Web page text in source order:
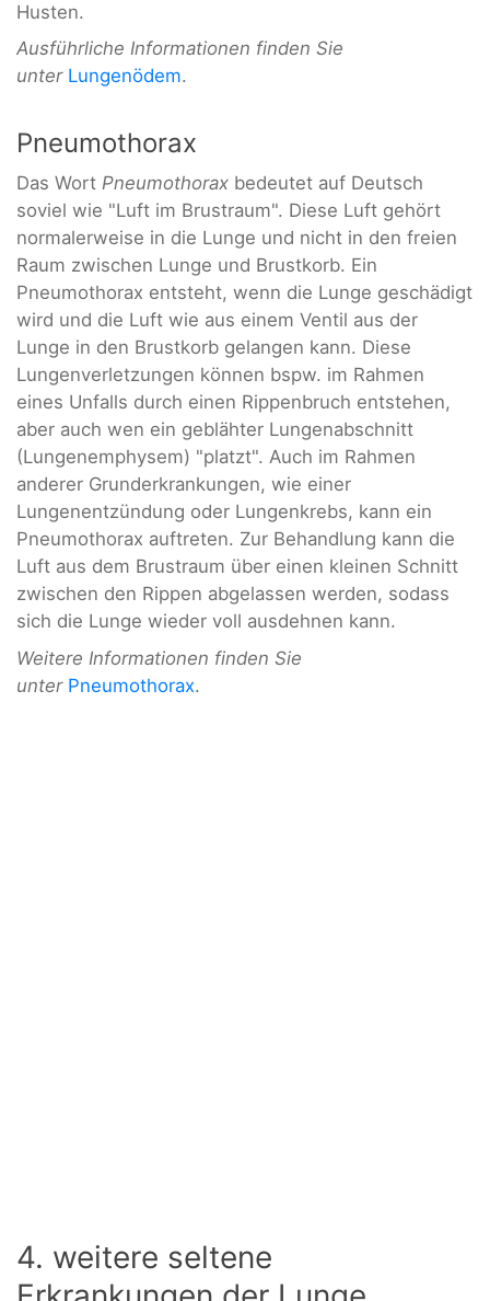
Husten.
Ausführliche Informationen finden Sie
unter Lungenödem.
Pneumothorax
Das Wort Pneumothorax bedeutet auf Deutsch
soviel wie "Luft im Brustraum". Diese Luft gehört
normalerweise in die Lunge und nicht in den freien
Raum zwischen Lunge und Brustkorb. Ein
Pneumothorax entsteht, wenn die Lunge geschädigt
wird und die Luft wie aus einem Ventil aus der
Lunge in den Brustkorb gelangen kann. Diese
Lungenverletzungen können bspw. im Rahmen
eines Unfalls durch einen Rippenbruch entstehen,
aber auch wen ein geblähter Lungenabschnitt
(Lungenemphysem) "platzt". Auch im Rahmen
anderer Grunderkrankungen, wie einer
Lungenentzündung oder Lungenkrebs, kann ein
Pneumothorax auftreten. Zur Behandlung kann die
Luft aus dem Brustraum über einen kleinen Schnitt
zwischen den Rippen abgelassen werden, sodass
sich die Lunge wieder voll ausdehnen kann.
Weitere Informationen finden Sie
unter Pneumothorax.
4. weitere seltene